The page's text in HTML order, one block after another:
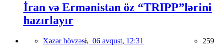
İran və Ermənistan öz “TRIPP”lərini
hazırlayır
Xəzər hövzəsi, 06 avqust, 12:31 259